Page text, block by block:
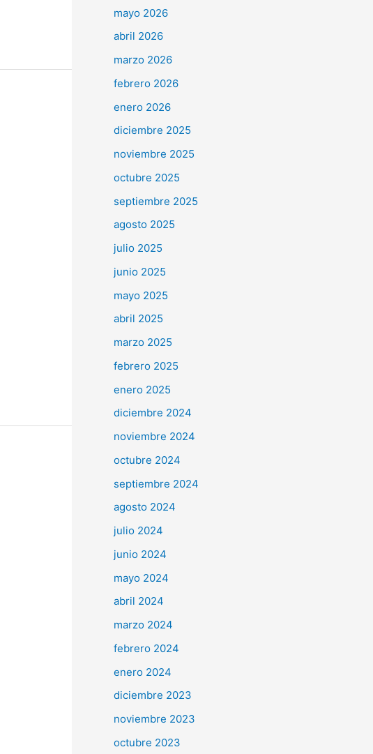
mayo 2026
abril 2026
marzo 2026
febrero 2026
enero 2026
diciembre 2025
noviembre 2025
octubre 2025
septiembre 2025
agosto 2025
julio 2025
junio 2025
mayo 2025
abril 2025
marzo 2025
febrero 2025
enero 2025
diciembre 2024
noviembre 2024
octubre 2024
septiembre 2024
agosto 2024
julio 2024
junio 2024
mayo 2024
abril 2024
marzo 2024
febrero 2024
enero 2024
diciembre 2023
noviembre 2023
octubre 2023